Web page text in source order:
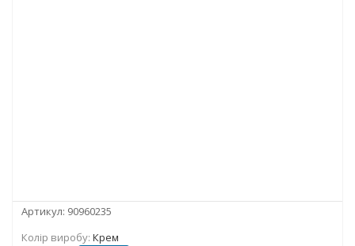
Артикул: 90960235
Колір виробу: Крем